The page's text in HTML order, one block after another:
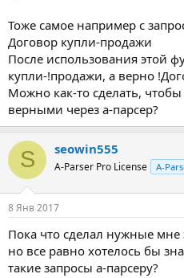
Тоже самое например с
Договор купли-продажи
После использования этой
купли-!продажи, а верно
Можно как-то сделать,
верными через а-парсер?
S seowin555
A-Parser Pro License A-
8 Янв 2017
Пока что сделал нужные мне
но все равно хотелось бы
такие запросы а-парсеру?